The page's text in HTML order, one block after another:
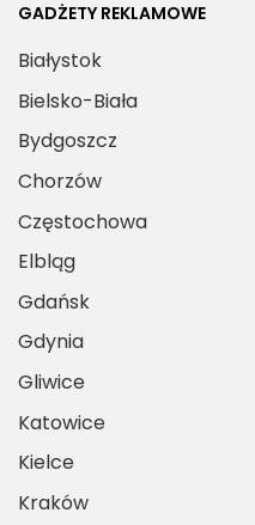
GADŻETY REKLAMOWE
Białystok
Bielsko-Biała
Bydgoszcz
Chorzów
Częstochowa
Elbląg
Gdańsk
Gdynia
Gliwice
Katowice
Kielce
Kraków